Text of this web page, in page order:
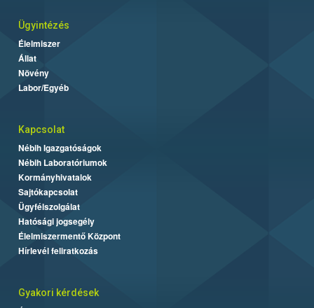
Ügyintézés
Élelmiszer
Állat
Növény
Labor/Egyéb
Kapcsolat
Nébih Igazgatóságok
Nébih Laboratóriumok
Kormányhivatalok
Sajtókapcsolat
Ügyfélszolgálat
Hatósági jogsegély
Élelmiszermentő Központ
Hírlevél feliratkozás
Gyakori kérdések